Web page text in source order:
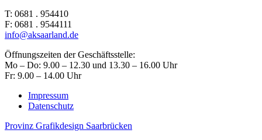
T: 0681 . 954410
F: 0681 . 9544111
info@aksaarland.de
Öffnungszeiten der Geschäftsstelle:
Mo – Do: 9.00 – 12.30 und 13.30 – 16.00 Uhr
Fr: 9.00 – 14.00 Uhr
Impressum
Datenschutz
Provinz Grafikdesign Saarbrücken